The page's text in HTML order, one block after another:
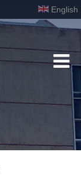
English